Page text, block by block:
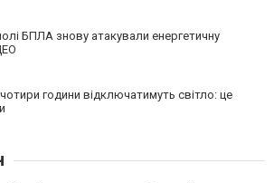
БПЛА знову атакували енергетичну
години відключатимуть світло: це